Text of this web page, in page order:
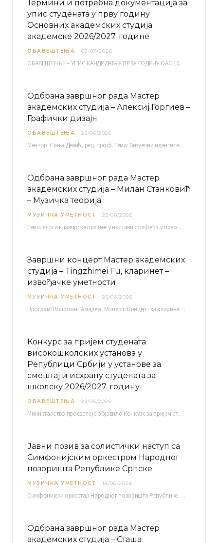
Термини и потребна документација за
упис студената у прву годину
Основних академских студија
академске 2026/2027. године
ОБАВЕШТЕЊА 02/07/2026
ОБАВЕШТЕЊЕ – УПИС КАНДИДАТА У ПРВУ ГОДИНУ ОАС 10, 13, 14, 15. и…
Одбрана завршног рада Мастер
академских студија – Алексиј Горгиев –
Графички дизајн
ОБАВЕШТЕЊА 25/06/2026
Ментор: Сања Девић, ред. проф. Тема: Визуелни идентитет линије нутриционистичких производа Vita+: Од амбалаже до мултимедијалне комуникације Петак, 03. 07.…
Одбрана завршног рада Мастер
академских студија – Милан Станковић
– Музичка теорија
МУЗИЧКА УМЕТНОСТ 25/06/2026
Тема: Улога клавирске пратње у настави солфеђа у првом циклусу основне музичке школе Ментор…
Завршни концерт Мастер академских
студија – Tingzhimei Fu, кларинет –
извођачке уметности
МУЗИЧКА УМЕТНОСТ 25/06/2026
Програм: Волфганг Амадеус Моцарт: Концерт за кларинет и оркестар, А-дур Ментор Милош Мијатовић, редовни…
Конкурс за пријем студената
високошколских установа у
Републици Србији у установе за
смештај и исхрану студената за
школску 2026/2027. годину
ОБАВЕШТЕЊА 23/06/2026
Министарство просвете је објавило Конкурс за пријем студената високошколских установа у Републици Србији у установе…
Јавни позив за солистички наступ са
Симфонијским оркестром Народног
позоришта Републике Српске
МУЗИЧКА УМЕТНОСТ 18/06/2026
Симфонијски оркестар Народног позоришта Републике Српске расписује јавни позив за учешће у пројекту „CRESCENDO: Нова…
Одбрана завршног рада Мастер
академских студија – Сташа